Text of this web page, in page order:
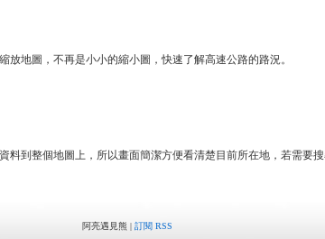
地圖，不再是小小的縮小圖，快速了解高速公路的路況。
到整個地圖上，所以畫面簡潔方便看清楚目前所在地，若需要
阿亮遇見熊 | 訂閱 RSS